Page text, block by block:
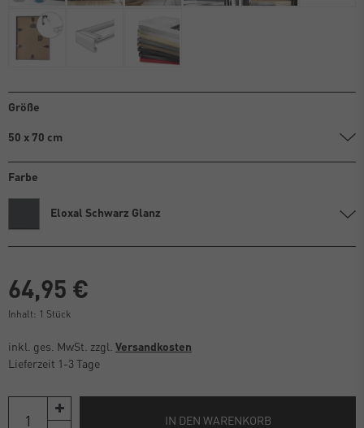
Größe
50 x 70 cm
Farbe
Eloxal Schwarz Glanz
64,95 €
Inhalt: 1 Stück
inkl. ges. MwSt. zzgl. Versandkosten
Lieferzeit 1-3 Tage
IN DEN WARENKORB